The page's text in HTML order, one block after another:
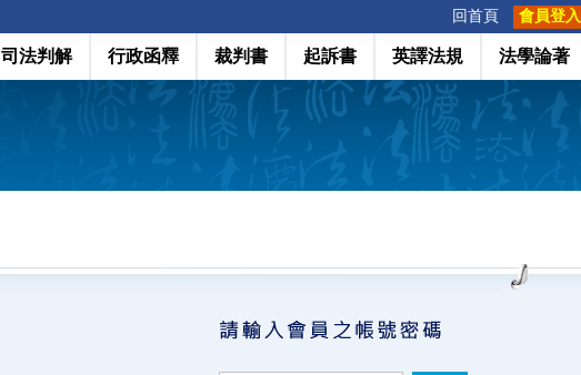
回首頁 會員登入
司法判解 行政函釋 裁判書 起訴書 英譯法規 法學論著